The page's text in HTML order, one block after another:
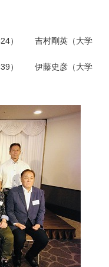
24） 吉村剛英（大学
39） 伊藤史彦（大学